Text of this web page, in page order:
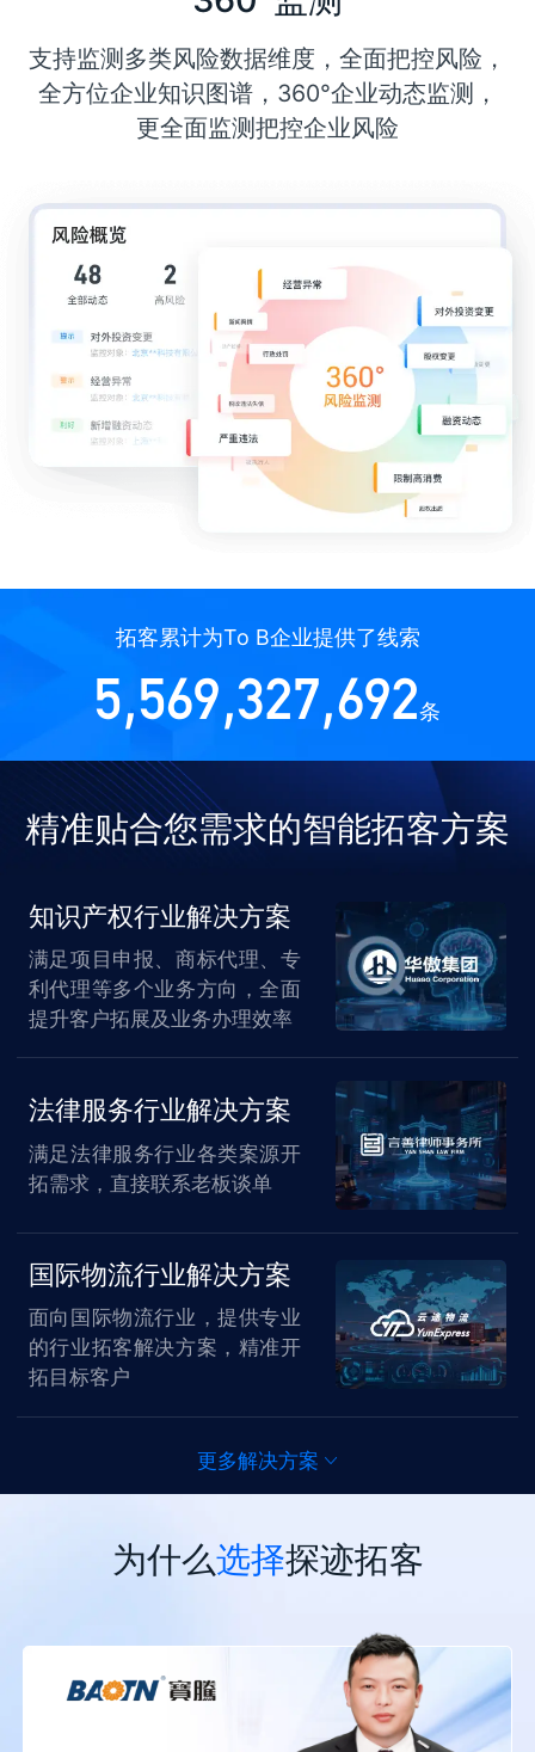
支持监测多类风险数据维度，全面把控风险，
全方位企业知识图谱，360°企业动态监测，
更全面监测把控企业风险
拓客累计为To B企业提供了线索
5,569,327,692条
精准贴合您需求的智能拓客方案
知识产权行业解决方案
满足项目申报、商标代理、专
利代理等多个业务方向，全面
提升客户拓展及业务办理效率
法律服务行业解决方案
满足法律服务行业各类案源开
拓需求，直接联系老板谈单
国际物流行业解决方案
面向国际物流行业，提供专业
的行业拓客解决方案，精准开
拓目标客户
电子元件行业解决方案
根据电子元器件特性或者根据
评估所需元器件，提升转化
机械设备行业解决方案
把握下游客户设备购置节点，
更多解决方案
为什么选择探迹拓客